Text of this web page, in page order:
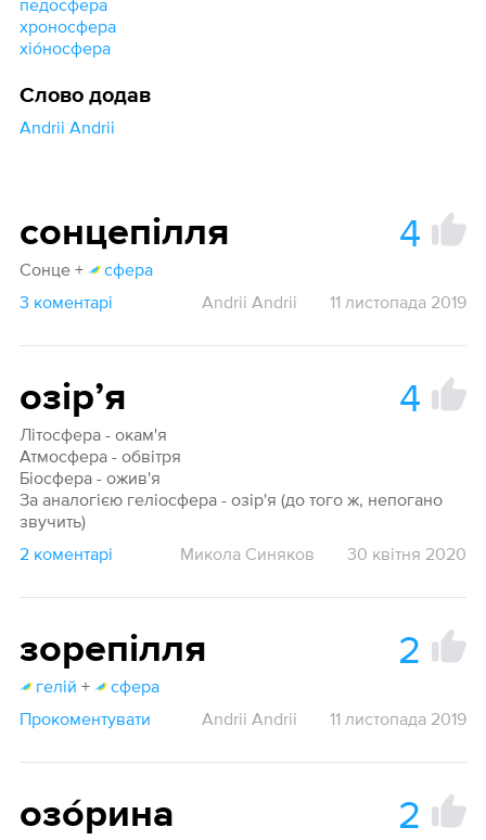
педосфера
хроносфера
хіо́носфера
Слово додав
Andrii Andrii
сонцепілля 4
Сонце +
сфера
3 коментарі
Andrii Andrii 11 листопада 2019
озірʼя 4
Літосфера - окам'я
Атмосфера - обвітря
Біосфера - ожив'я
За аналогією геліосфера - озір'я (до того ж, непогано
звучить)
2 коментарі
Микола Синяков 30 квітня 2020
зорепілля 2
гелій +
сфера
Прокоментувати
Andrii Andrii 11 листопада 2019
озо́рина 2